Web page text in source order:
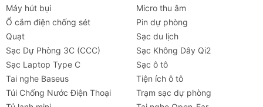
Máy hút bụi
Micro thu âm
Ổ cắm điện chống sét
Pin dự phòng
Quạt
Sạc du lịch
Sạc Dự Phòng 3C (CCC)
Sạc Không Dây Qi2
Sạc Laptop Type C
Sạc ô tô
Tai nghe Baseus
Tiện ích ô tô
Túi Chống Nước Điện Thoại
Trạm sạc dự phòng